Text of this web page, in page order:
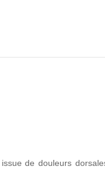
, issue de douleurs